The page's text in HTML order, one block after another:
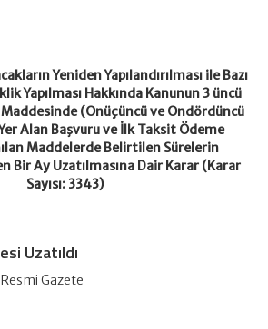
Yeniden Yapılandırılması ile Bazı
Yapılması Hakkında Kanunun 3 üncü
(Onüçüncü ve Ondördüncü
Alan Başvuru ve İlk Taksit Ödeme
Maddelerde Belirtilen Sürelerin
Bir Ay Uzatılmasına Dair Karar (Karar
Sayısı: 3343)
Uzatıldı
Gazete